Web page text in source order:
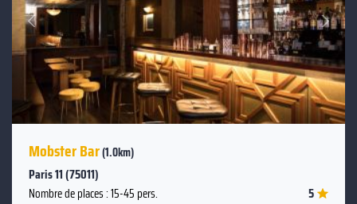
Précédent
Suivant
Mobster Bar(1.0km)
Paris 11 (75011)
Nombre de places : 15-45 pers. 5